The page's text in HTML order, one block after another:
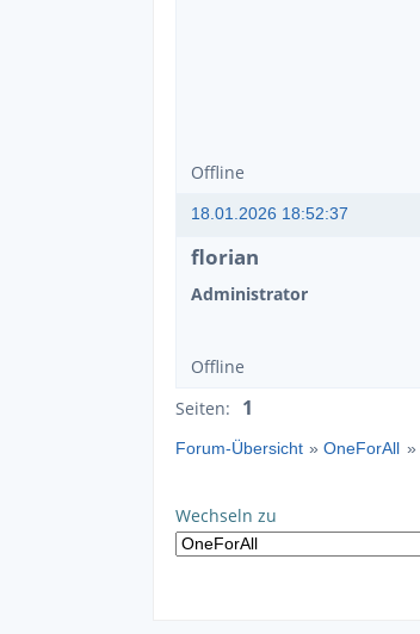
Offline
18.01.2026 18:52:37
florian
Administrator
Offline
Seiten:
1
Forum-Übersicht »OneForAll »
Wechseln zu